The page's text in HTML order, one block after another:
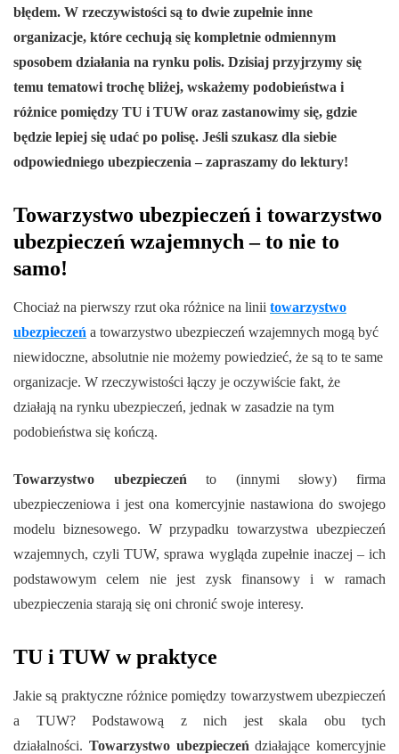
błędem. W rzeczywistości są to dwie zupełnie inne
organizacje, które cechują się kompletnie odmiennym
sposobem działania na rynku polis. Dzisiaj przyjrzymy się
temu tematowi trochę bliżej, wskażemy podobieństwa i
różnice pomiędzy TU i TUW oraz zastanowimy się, gdzie
będzie lepiej się udać po polisę. Jeśli szukasz dla siebie
odpowiedniego ubezpieczenia – zapraszamy do lektury!
Towarzystwo ubezpieczeń i towarzystwo
ubezpieczeń wzajemnych – to nie to
samo!
Chociaż na pierwszy rzut oka różnice na linii towarzystwo
ubezpieczeń a towarzystwo ubezpieczeń wzajemnych mogą być
niewidoczne, absolutnie nie możemy powiedzieć, że są to te same
organizacje. W rzeczywistości łączy je oczywiście fakt, że
działają na rynku ubezpieczeń, jednak w zasadzie na tym
podobieństwa się kończą.
Towarzystwo ubezpieczeń to (innymi słowy) firma
ubezpieczeniowa i jest ona komercyjnie nastawiona do swojego
modelu biznesowego. W przypadku towarzystwa ubezpieczeń
wzajemnych, czyli TUW, sprawa wygląda zupełnie inaczej – ich
podstawowym celem nie jest zysk finansowy i w ramach
ubezpieczenia starają się oni chronić swoje interesy.
TU i TUW w praktyce
Jakie są praktyczne różnice pomiędzy towarzystwem ubezpieczeń
a TUW? Podstawową z nich jest skala obu tych
działalności. Towarzystwo ubezpieczeń działające komercyjnie